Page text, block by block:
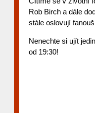
Rob Birch a dále
stále oslovují
Nenechte si ujít
od 19:30!